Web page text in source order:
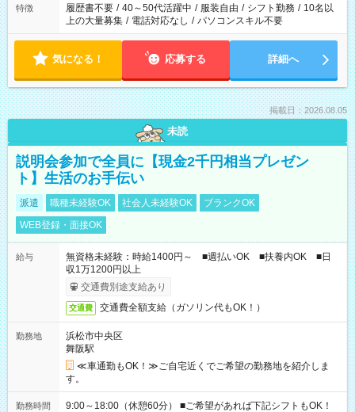
特徴 履歴書不要 / 40～50代活躍中 / 服装自由 / シフト勤務 / 10名以
上の大量募集 / 電話対応なし / パソコンスキル不要
気になる！ 応募する 詳細へ
掲載日：2026.08.05
未読
説明会参加で全員に【現金2千円相当プレゼン
ト】生活のお手伝い
派遣 職種未経験OK 社会人未経験OK
ブランクOK
WEB登録・面接OK
給与
無資格未経験：時給1400円～ ■週払いOK ■扶養内OK ■日
収1万1200円以上
交通費別途支給あり
交通費 交通費全額支給（ガソリン代もOK！）
勤務地
浜松市中央区
舞阪駅
≪車通勤もOK！≫ご自宅近くでご希望の勤務地を紹介しま
す。
勤務時間
9:00～18:00（休憩60分） ■ご希望があれば下記シフトもOK！